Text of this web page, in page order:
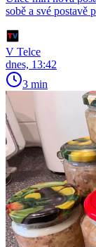
sobě a své postavě
V Telce
dnes, 13:42
3 min